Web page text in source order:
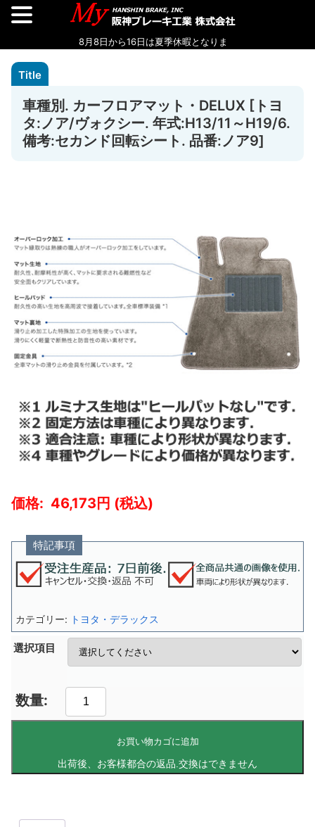
車種別. カーフロアマット・DELUX [トヨ
タ:ノア/ヴォクシー. 年式:H13/11～H19/6.
備考:セカンド回転シート. 品番:ノア9]
46,173
特記事項
選択項目
お買い物カゴに追加
カテゴリー: トヨタ・デラックス